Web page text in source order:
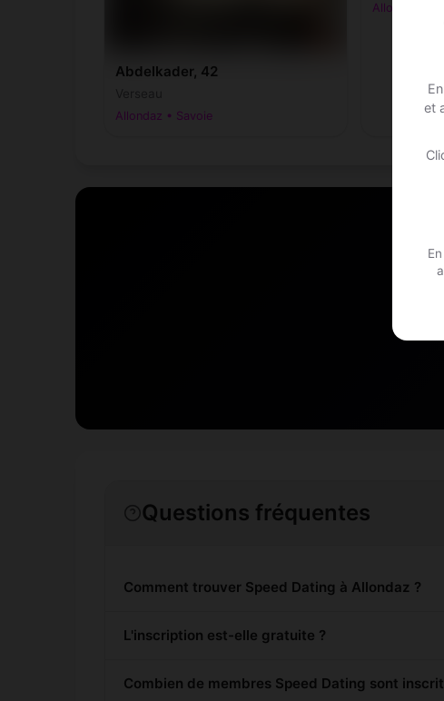
et
Abdelkader, 42
Allondaz • Savoie
Allondaz •
Questions fréquentes
Comment trouver Speed Dating à Allondaz ?
L'inscription est-elle gratuite ?
Combien de membres Speed Dating sont